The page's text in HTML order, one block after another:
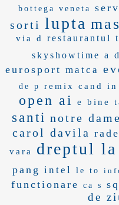
bottega veneta
sorti lupta
via d restaurantul
skyshowtime a
eurosport matca
de p
remix cand in
open ai e bine
santi notre dame
carol davila
vara
dreptul
pang intel le to
functionare
ca s
de